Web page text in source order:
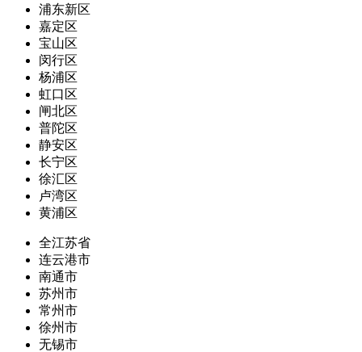
浦东新区
嘉定区
宝山区
闵行区
杨浦区
虹口区
闸北区
普陀区
静安区
长宁区
徐汇区
卢湾区
黄浦区
全江苏省
连云港市
南通市
苏州市
常州市
徐州市
无锡市